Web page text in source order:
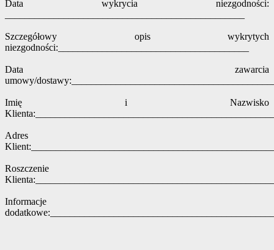
Data wykrycia niezgodności:
Szczegółowy opis wykrytych
niezgodności:_______________________________________
Data zawarcia
umowy/
Imię i Nazwisko
Adres
Roszczenie
Informacje